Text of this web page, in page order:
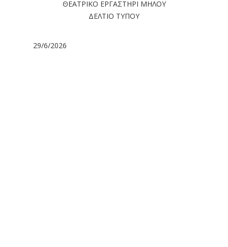
ΘΕΑΤΡΙΚΟ ΕΡΓΑΣΤΗΡΙ ΜΗΛΟΥ
ΔΕΛΤΙΟ ΤΥΠΟΥ
29/6/2026